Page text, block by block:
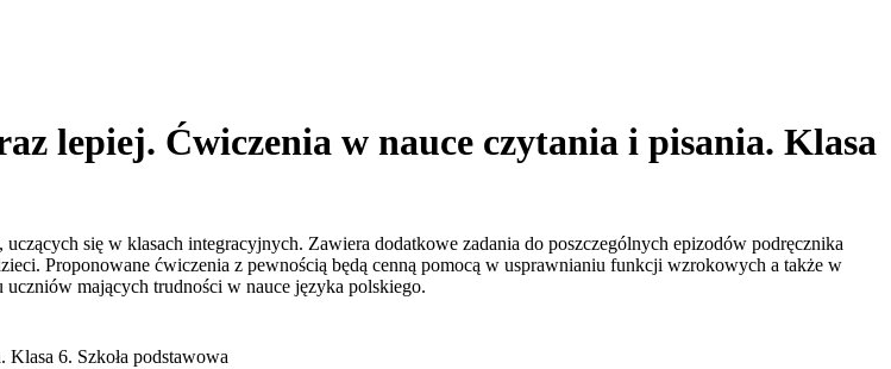
lepiej. Ćwiczenia w nauce czytania i pisania. Klasa
się w klasach integracyjnych. Zawiera dodatkowe zadania do poszczególnych epizodów podręcznika
Proponowane ćwiczenia z pewnością będą cenną pomocą w usprawnianiu funkcji wzrokowych a także w
mających trudności w nauce języka polskiego.
6. Szkoła podstawowa